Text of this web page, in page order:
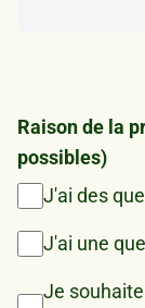
Raison de la
possibles)
J'ai des
J'ai une
Je